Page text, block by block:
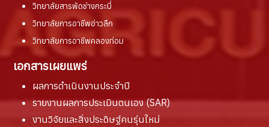
วิทยาลัยสารพัดช่างกระบี่
วิทยาลัยการอาชีพอ่าวลึก
วิทยาลัยการอาชีพคลองท่อม
เอกสารเผยแพร่
ผลการดำเนินงานประจำปี
รายงานผลการประเมินตนเอง (SAR)
งานวิจัยและสิ่งประดิษฐ์คนรุ่นใหม่